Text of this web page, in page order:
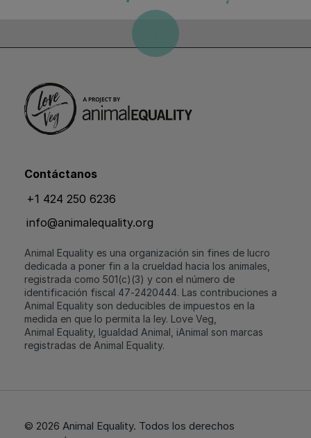
Contáctanos
+1 424 250 6236
info@animalequality.org
Animal Equality es una organización sin fines de lucro
dedicada a poner fin a la crueldad hacia los animales,
registrada como 501(c)(3) y con el número de
identificación fiscal 47‑2420444. Las contribuciones a
Animal Equality son deducibles de impuestos en la
medida en que lo permita la ley. Love Veg,
Animal Equality, Igualdad Animal, iAnimal son marcas
registradas de Animal Equality.
© 2026 Animal Equality. Todos los derechos